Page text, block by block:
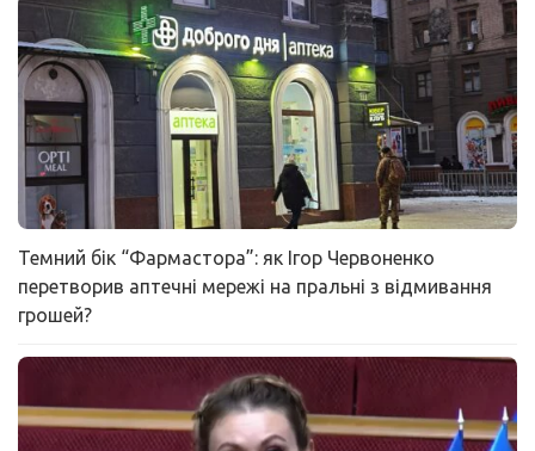
Темний бік “Фармастора”: як Ігор Червоненко
перетворив аптечні мережі на пральні з відмивання
грошей?